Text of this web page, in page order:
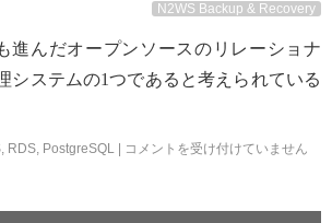
N2WS Backup & Recovery
進んだオープンソースのリレーショナ
システムの1つであると考えられている
, RDS, PostgreSQL コメントを受け付けていません